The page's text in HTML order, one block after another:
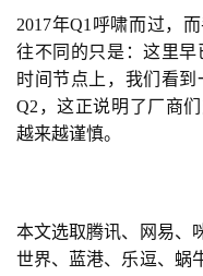
2017年Q1呼啸而过，而
往不同的只是：这里早
时间节点上，我们看
Q2，这正说明了厂商
越来越谨慎。
本文选取腾讯、网易、
世界、蓝港、乐逗、 蜗